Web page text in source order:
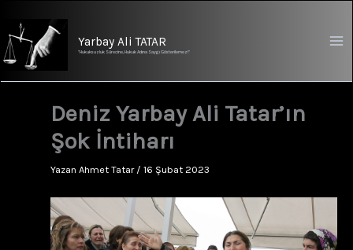
Yarbay Ali TATAR
"Hukuksuzluk Sürecine, Hukuk Adına Saygı Gösterilemez!"
Deniz Yarbay Ali Tatar’ın
Şok İntiharı
Yazan Ahmet Tatar / 16 Şubat 2023